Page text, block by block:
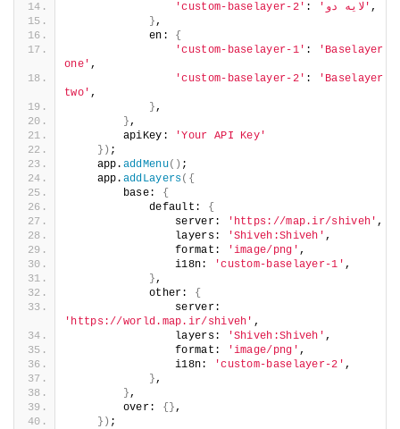
'custom-baselayer-2' : 'لایه دو' ,
},
            en:
{
'custom-baselayer-1' :
'Baselayer
one' ,
'custom-baselayer-2' :
'Baselayer
two' ,
},
},
        apiKey:
'Your API Key'
}) ;
    app.
addMenu() ;
    app.
addLayers({
        base:
{
            default:
{
                server:
'https://map.ir/shiveh' ,
                layers:
'Shiveh:Shiveh' ,
                format:
'image/png' ,
                i18n:
'custom-baselayer-1' ,
},
            other:
{
'https://world.map.ir/shiveh' ,
                layers:
'Shiveh:Shiveh' ,
                format:
'image/png' ,
                i18n:
'custom-baselayer-2' ,
},
},
        over:
{},
}) ;